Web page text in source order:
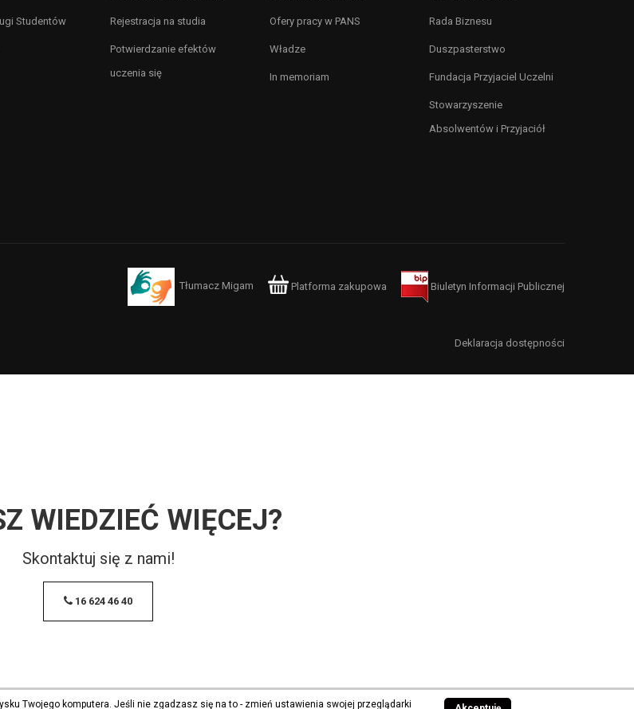
Studentów Rejestracja na studia
Potwierdzanie efektów
uczenia się
Ofery pracy w PANS
Władze
In memoriam
Rada Biznesu
Duszpasterstwo
Fundacja Przyjaciel Uczelni
Stowarzyszenie
Absolwentów i Przyjaciół
Tłumacz Migam Platforma zakupowa Biuletyn Informacji Publicznej
Deklaracja dostępności
WIEDZIEĆ WIĘCEJ?
Skontaktuj się z nami!
16 624 46 40
Twojego komputera. Jeśli nie zgadzasz się na to - zmień ustawienia swojej przeglądarki